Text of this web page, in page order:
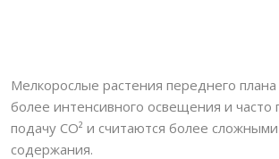
Мелкорослые растения переднего
более интенсивного освещения и часто
подачу CO² и считаются более
содержания.